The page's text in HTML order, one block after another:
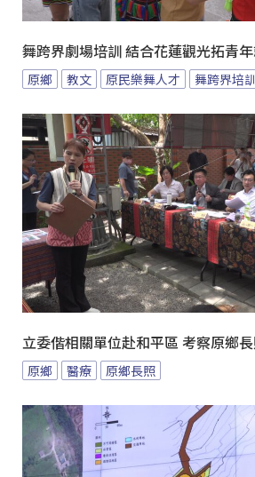
舞跨界劇場培訓 結合花蓮觀光拓青
原鄉 教文 原民樂舞人才 舞跨界培訓
立委偕相關單位赴和平區 考察原鄉
原鄉 醫療 原鄉長照